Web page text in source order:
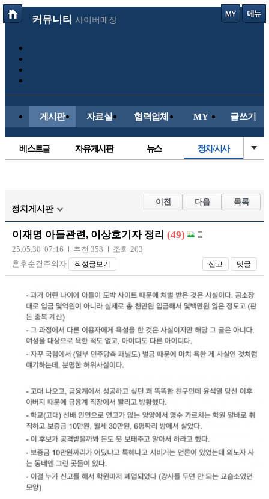
커뮤니티 사이버매장
게시판 자료실 협력업체 MY 글쓰기
베스트글 자유게시판 뉴스 정치/시사
해외축구
국내축구
정치게시판
이전 다음 목록
이재명 아들관련, 이상호기자 정리 (49)
25.05.30 07:16 추천 358
조회 203
혼후순결주의자
작성글보기 신고 댓글